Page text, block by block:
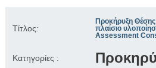
Τίτλος:
Προκήρυξη
πλαίσιο
Assessment
Κατηγορίες :